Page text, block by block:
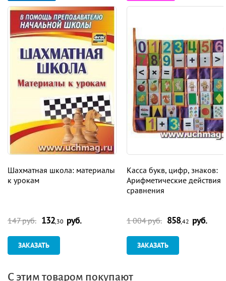
Шахматная школа: материалы
к урокам
147 руб. 132,30 руб.
ЗАКАЗАТЬ
Касса букв, цифр, знаков:
Арифметические действия
сравнения
1 004 руб. 858,42 руб.
ЗАКАЗАТЬ
С этим товаром покупают